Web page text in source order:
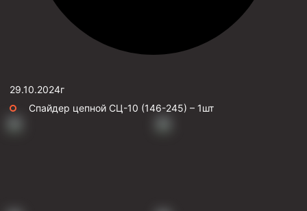
29.10.2024г
Спайдер цепной СЦ-10 (146-245) – 1шт